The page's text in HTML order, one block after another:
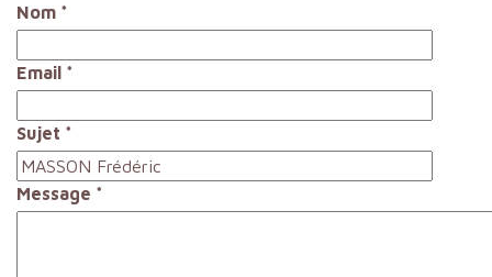
Nom *
Email *
Sujet *
Message *